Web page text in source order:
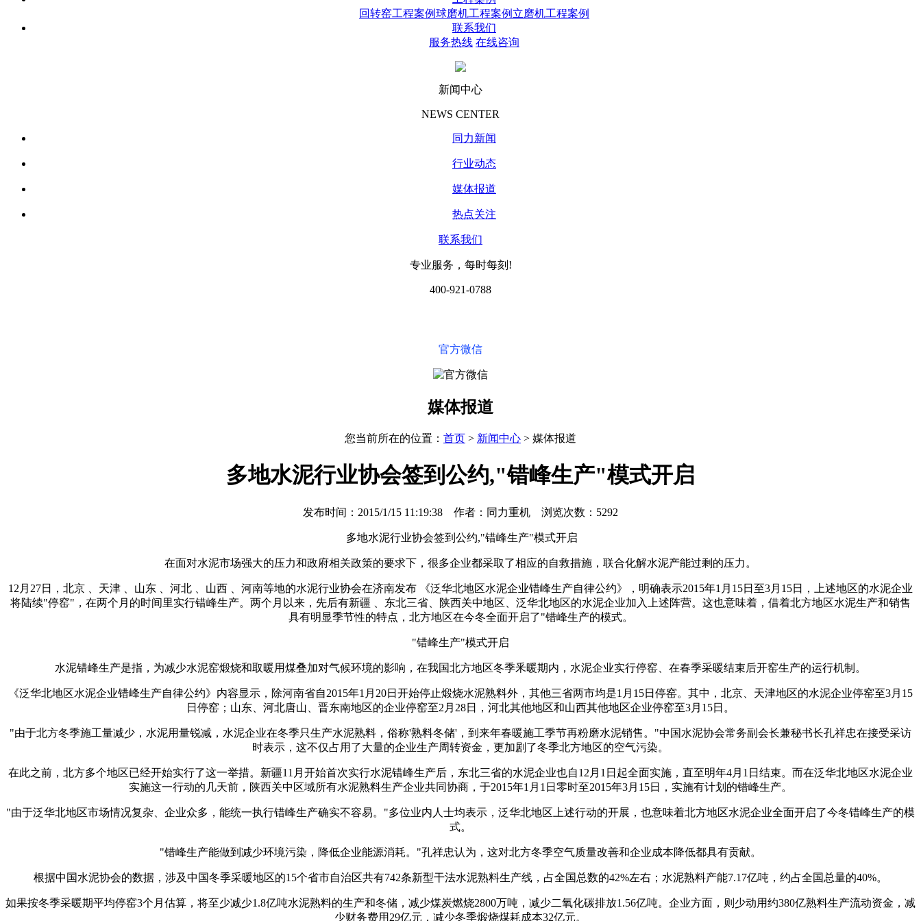
回转窑工程案例球磨机工程案例 立磨机工程案例
联系我们
服务热线 在线咨询
新闻中心
NEWS CENTER
同力新闻
行业动态
媒体报道
热点关注
联系我们
专业服务，每时每刻!
400-921-0788
官方微信
媒体报道
您当前所在的位置： 首页 > 新闻中心 > 媒体报道
多地水泥行业协会签到公约,"错峰生产"模式开启
发布时间：2015/1/15 11:19:38 作者：同力重机 浏览次数：5292
多地水泥行业协会签到公约,"错峰生产"模式开启
在面对水泥市场强大的压力和政府相关政策的要求下，很多企业都采取了相应的自救措施，联合化解水泥产能过剩的压力。
12月27日，北京 、天津 、山东 、河北 、山西 、河南等地的水泥行业协会在济南发布 《泛华北地区水泥企业错峰生产自律公约》，明确表示2015年1月15日至3月15日，上述地区的水泥企业
将陆续"停窑"，在两个月的时间里实行错峰生产。两个月以来，先后有新疆 、东北三省、陕西关中地区、泛华北地区的水泥企业加入上述阵营。这也意味着，借着北方地区水泥生产和销售
具有明显季节性的特点，北方地区在今冬全面开启了"错峰生产的模式。
"错峰生产"模式开启
水泥错峰生产是指，为减少水泥窑煅烧和取暖用煤叠加对气候环境的影响，在我国北方地区冬季釆暖期内，水泥企业实行停窑、在春季采暖结束后开窑生产的运行机制。
《泛华北地区水泥企业错峰生产自律公约》内容显示，除河南省自2015年1月20日开始停止煅烧水泥熟料外，其他三省两市均是1月15日停窑。其中，北京、天津地区的水泥企业停窑至3月15
日停窑；山东、河北唐山、晋东南地区的企业停窑至2月28日，河北其他地区和山西其他地区企业停窑至3月15日。
"由于北方冬季施工量减少，水泥用量锐减，水泥企业在冬季只生产水泥熟料，俗称'熟料冬储'，到来年春暖施工季节再粉磨水泥销售。"中国水泥协会常务副会长兼秘书长孔祥忠在接受采访
时表示，这不仅占用了大量的企业生产周转资金，更加剧了冬季北方地区的空气污染。
在此之前，北方多个地区已经开始实行了这一举措。新疆11月开始首次实行水泥错峰生产后，东北三省的水泥企业也自12月1日起全面实施，直至明年4月1日结束。而在泛华北地区水泥企业
实施这一行动的几天前，陕西关中区域所有水泥熟料生产企业共同协商，于2015年1月1日零时至2015年3月15日，实施有计划的错峰生产。
"由于泛华北地区市场情况复杂、企业众多，能统一执行错峰生产确实不容易。"多位业内人士均表示，泛华北地区上述行动的开展，也意味着北方地区水泥企业全面开启了今冬错峰生产的模
式。
"错峰生产能做到减少环境污染，降低企业能源消耗。"孔祥忠认为，这对北方冬季空气质量改善和企业成本降低都具有贡献。
根据中国水泥协会的数据，涉及中国冬季采暖地区的15个省市自治区共有742条新型干法水泥熟料生产线，占全国总数的42%左右；水泥熟料产能7.17亿吨，约占全国总量的40%。
如果按冬季采暖期平均停窑3个月估算，将至少减少1.8亿吨水泥熟料的生产和冬储，减少煤炭燃烧2800万吨，减少二氧化碳排放1.56亿吨。企业方面，则少动用约380亿熟料生产流动资金，减
少财务费用29亿元，减少冬季煅烧煤耗成本32亿元。